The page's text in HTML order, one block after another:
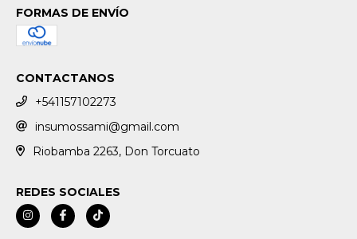
FORMAS DE ENVÍO
CONTACTANOS
+541157102273
insumossami@gmail.com
Riobamba 2263, Don Torcuato
REDES SOCIALES